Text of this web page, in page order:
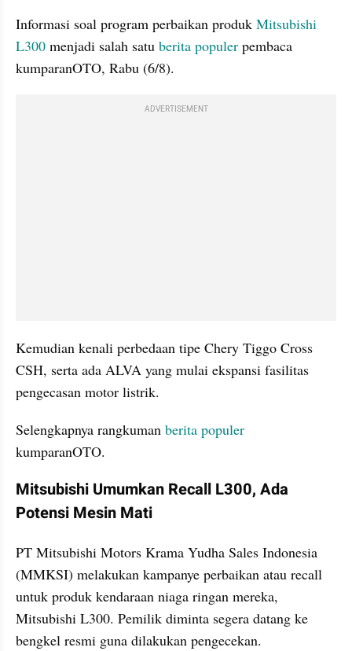
Informasi soal program perbaikan produk Mitsubishi
L300 menjadi salah satu berita populer pembaca
kumparanOTO, Rabu (6/8).
ADVERTISEMENT
Kemudian kenali perbedaan tipe Chery Tiggo Cross
CSH, serta ada ALVA yang mulai ekspansi fasilitas
pengecasan motor listrik.
Selengkapnya rangkuman berita populer
kumparanOTO.
Mitsubishi Umumkan Recall L300, Ada
Potensi Mesin Mati
PT Mitsubishi Motors Krama Yudha Sales Indonesia
(MMKSI) melakukan kampanye perbaikan atau recall
untuk produk kendaraan niaga ringan mereka,
Mitsubishi L300. Pemilik diminta segera datang ke
bengkel resmi guna dilakukan pengecekan.